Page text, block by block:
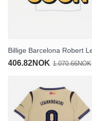
406.82NOK 1.070.66NOK